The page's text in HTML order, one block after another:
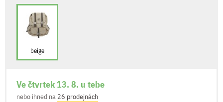
beige
Ve čtvrtek 13. 8. u tebe
nebo ihned na 26 prodejnách